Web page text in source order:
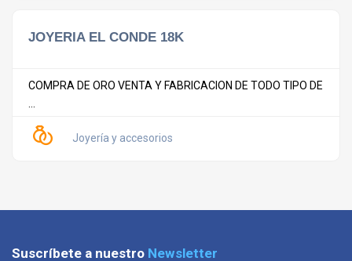
JOYERIA EL CONDE 18K
COMPRA DE ORO VENTA Y FABRICACION DE TODO TIPO DE
Joyería y accesorios
Suscríbete a nuestro Newsletter